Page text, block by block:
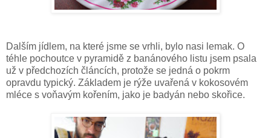
Dalším jídlem, na které jsme se vrhli, bylo nasi lemak. O
téhle pochoutce v pyramidě z banánového listu jsem psala
už v předchozích článcích, protože se jedná o pokrm
opravdu typický. Základem je rýže uvařená v kokosovém
mléce s voňavým kořením, jako je badyán nebo skořice.